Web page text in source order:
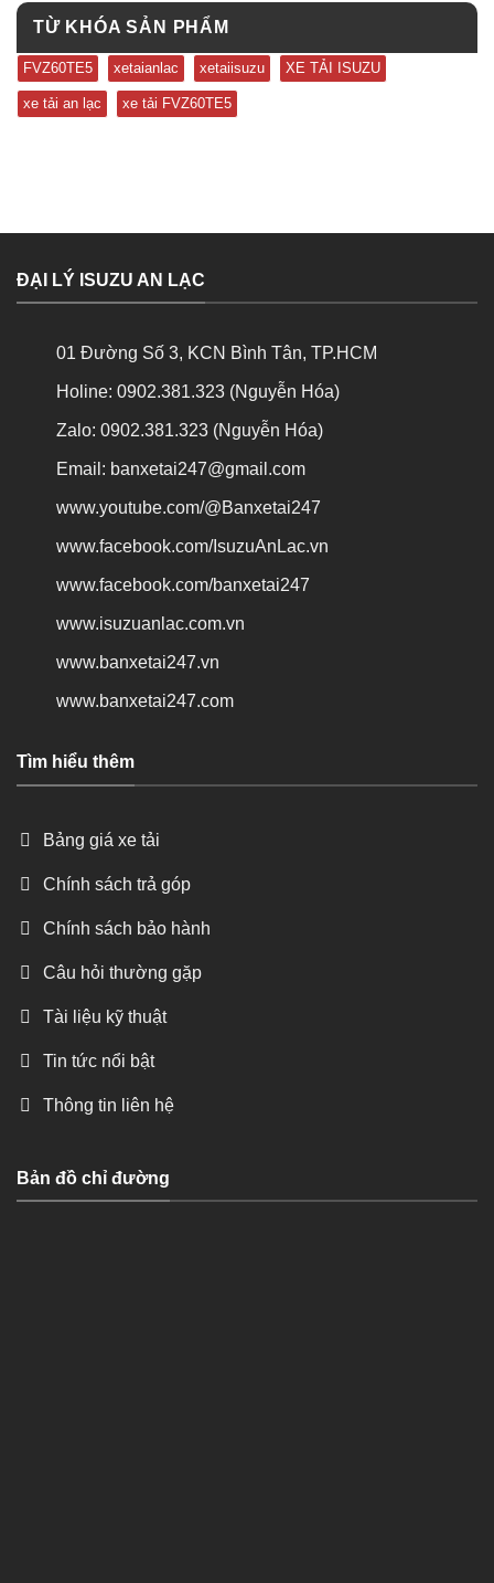
TỪ KHÓA SẢN PHẨM
FVZ60TE5 xetaianlac xetaiisuzu XE TẢI ISUZU
xe tải an lạc xe tải FVZ60TE5
ĐẠI LÝ ISUZU AN LẠC
01 Đường Số 3, KCN Bình Tân, TP.HCM
Holine: 0902.381.323 (Nguyễn Hóa)
Zalo: 0902.381.323 (Nguyễn Hóa)
Email: banxetai247@gmail.com
www.youtube.com/@Banxetai247
www.facebook.com/IsuzuAnLac.vn
www.facebook.com/banxetai247
www.isuzuanlac.com.vn
www.banxetai247.vn
www.banxetai247.com
Tìm hiểu thêm
Bảng giá xe tải
Chính sách trả góp
Chính sách bảo hành
Câu hỏi thường gặp
Tài liệu kỹ thuật
Tin tức nổi bật
Thông tin liên hệ
Bản đồ chỉ đường